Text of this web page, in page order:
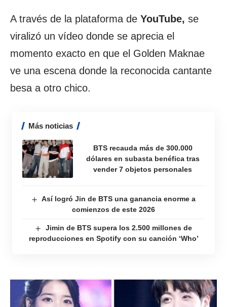
A través de la plataforma de YouTube, se
viralizó un vídeo donde se aprecia el
momento exacto en que el Golden Maknae
ve una escena donde la reconocida cantante
besa a otro chico.
Más noticias
BTS recauda más de 300.000
dólares en subasta benéfica tras
vender 7 objetos personales
Así logró Jin de BTS una ganancia enorme a
comienzos de este 2026
Jimin de BTS supera los 2.500 millones de
reproducciones en Spotify con su canción ‘Who’